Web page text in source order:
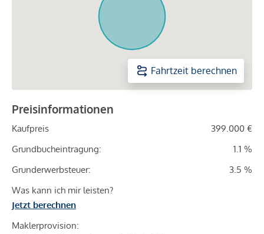
Fahrtzeit berechnen
Preisinformationen
Kaufpreis
399.000 €
Grundbucheintragung:
1.1 %
Grunderwerbsteuer:
3.5 %
Was kann ich mir leisten?
Jetzt berechnen
Maklerprovision: